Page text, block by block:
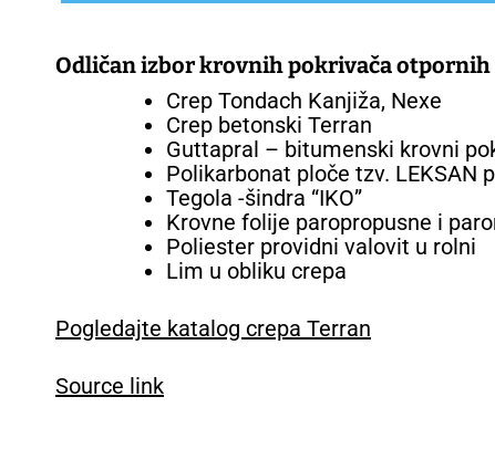
Odličan izbor krovnih pokrivača otpornih
Crep Tondach Kanjiža, Nexe
Crep betonski Terran
Guttapral – bitumenski krovni
Polikarbonat ploče tzv. LEKSAN
Tegola -šindra “IKO”
Krovne folije paropropusne i
Poliester providni valovit u rolni
Lim u obliku crepa
Pogledajte katalog crepa Terran
Source link